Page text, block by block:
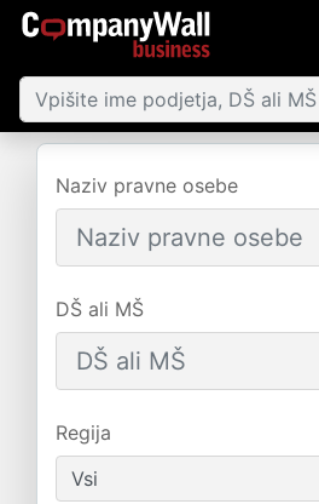
Naziv pravne osebe
DŠ ali MŠ
Regija